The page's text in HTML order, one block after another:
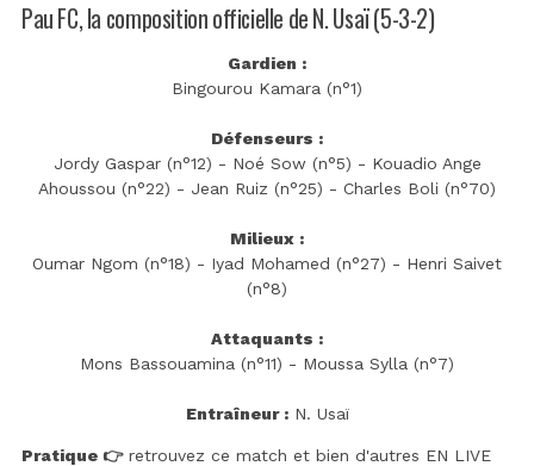
Pau FC, la composition officielle de N. Usaï (5-3-2)
Gardien :
Bingourou Kamara (n°1)
Défenseurs :
Jordy Gaspar (n°12) - Noé Sow (n°5) - Kouadio Ange
Ahoussou (n°22) - Jean Ruiz (n°25) - Charles Boli (n°70)
Milieux :
Oumar Ngom (n°18) - Iyad Mohamed (n°27) - Henri Saivet
(n°8)
Attaquants :
Mons Bassouamina (n°11) - Moussa Sylla (n°7)
Entraîneur :N. Usaï
Pratique 👉retrouvez ce match et bien d'autres EN LIVE